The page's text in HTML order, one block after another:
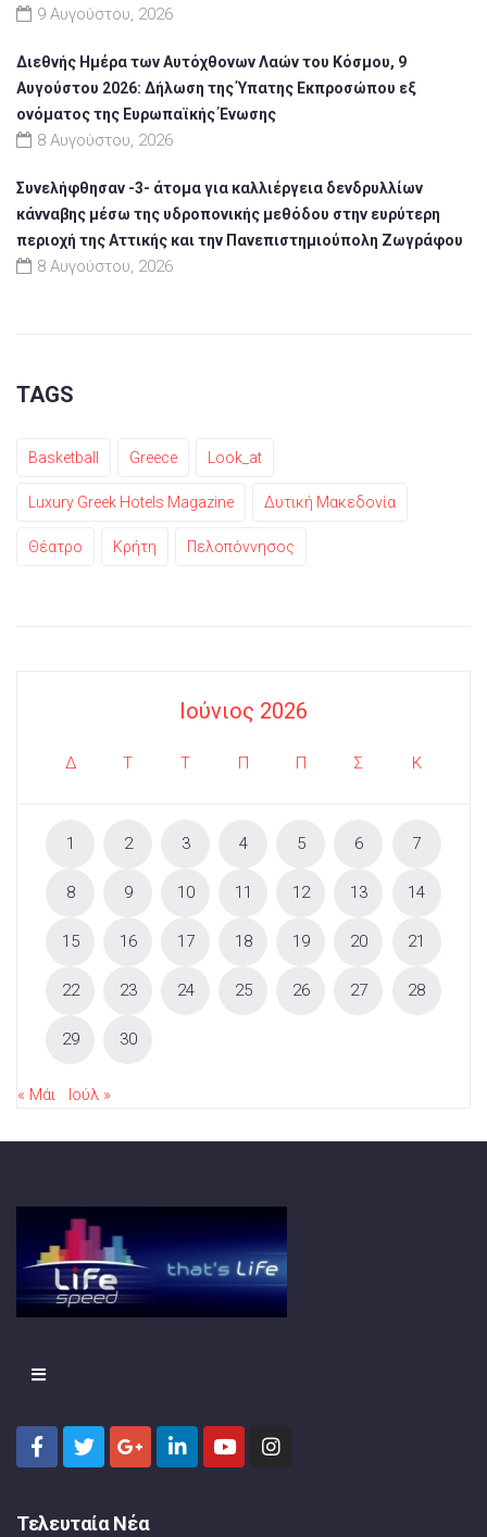
9 Αυγούστου, 2026
Διεθνής Ημέρα των Αυτόχθονων Λαών του Κόσμου, 9
Αυγούστου 2026: Δήλωση της Ύπατης Εκπροσώπου εξ
ονόματος της Ευρωπαϊκής Ένωσης
8 Αυγούστου, 2026
Συνελήφθησαν -3- άτομα για καλλιέργεια δενδρυλλίων
κάνναβης μέσω της υδροπονικής μεθόδου στην ευρύτερη
περιοχή της Αττικής και την Πανεπιστημιούπολη Ζωγράφου
8 Αυγούστου, 2026
TAGS
Basketball Greece Look_at
Luxury Greek Hotels Magazine Δυτική Μακεδονία
Θέατρο Κρήτη Πελοπόννησος
Ιούνιος 2026
Δ Τ Τ Π Π Σ Κ
1 2 3 4 5 6 7
8 9 10 11 12 13 14
15 16 17 18 19 20 21
22 23 24 25 26 27 28
29 30
« Μάι Ιούλ »
Τελευταία Νέα